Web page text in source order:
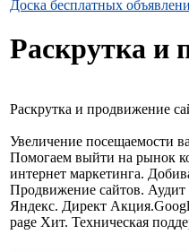
Доска бесплатных
Раскрутка и
Раскрутка и продвижение
Увеличение посещаемости
Помогаем выйти на рынок
интернет маркетинга.
Продвижение сайтов. Аудит
Яндекс. Директ
page Хит. Техническая